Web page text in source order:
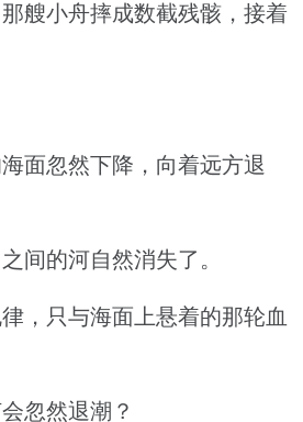
艘小舟摔成数截残骸，接着
面忽然下降，向着远方退
间的河自然消失了。
，只与海面上悬着的那轮血
忽然退潮？